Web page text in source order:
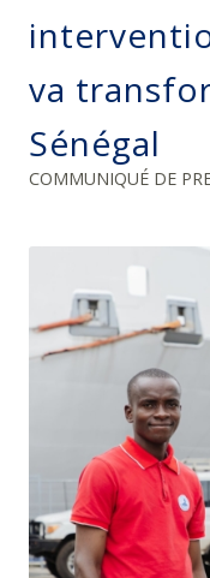
va
Sénégal
COMMUNIQUÉ DE